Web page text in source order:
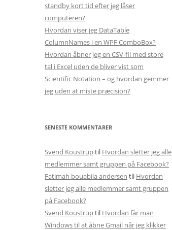
standby kort tid efter jeg låser
computeren?
Hvordan viser jeg DataTable
ColumnNames i en WPF ComboBox?
Hvordan åbner jeg en CSV-fil med store
tal i Excel uden de bliver vist som
Scientific Notation – og hvordan gemmer
jeg uden at miste præcision?
SENESTE KOMMENTARER
Svend Koustruptil Hvordan sletter jeg alle
medlemmer samt gruppen på Facebook?
Fatimah bouabila andersen til Hvordan
sletter jeg alle medlemmer samt gruppen
på Facebook?
Svend Koustruptil Hvordan får man
Windows til at åbne Gmail når jeg klikker